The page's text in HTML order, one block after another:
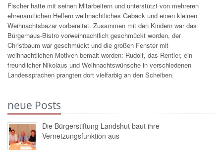
Fischer hatte mit seinen Mitarbeitern und unterstützt von mehreren
ehrenamtlichen Helfern weihnachtliches Gebäck und einen kleinen
Weihnachtsbazar vorbereitet. Zusammen mit den Kindern war das
Bürgerhaus-Bistro vorweihnachtlich geschmückt worden, der
Christbaum war geschmückt und die großen Fenster mit
weihnachtlichen Motiven bemalt worden: Rudolf, das Rentier, ein
freundlicher Nikolaus und Weihnachtswünsche in verschiedenen
Landessprachen prangten dort vielfarbig an den Scheiben.
neue Posts
Die Bürgerstiftung Landshut baut ihre
Vernetzungsfunktion aus